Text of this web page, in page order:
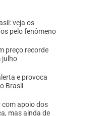
veja os
pelo fenômeno
preço recorde
julho
e provoca
Brasil
com apoio dos
mas ainda de